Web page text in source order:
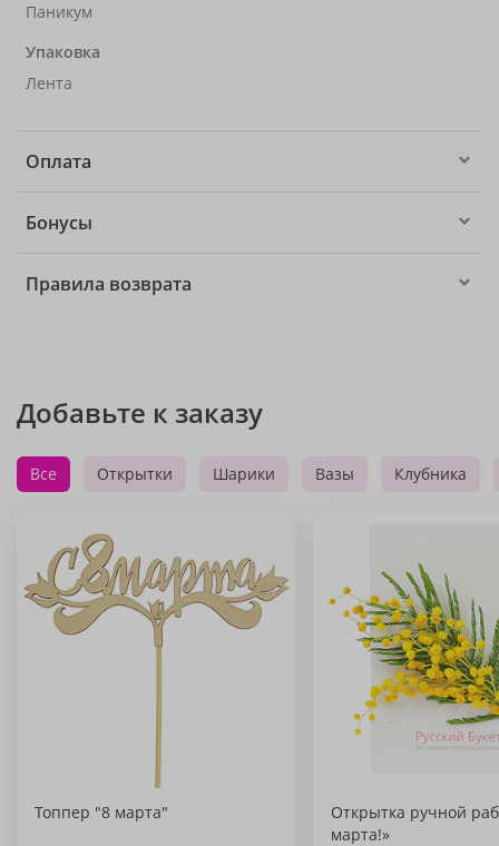
Паникум
Упаковка
Лента
Оплата
Бонусы
Правила возврата
Добавьте к заказу
Все Открытки Шарики Вазы Клубника
Топпер "8 марта"
Открытка ручной
марта!»